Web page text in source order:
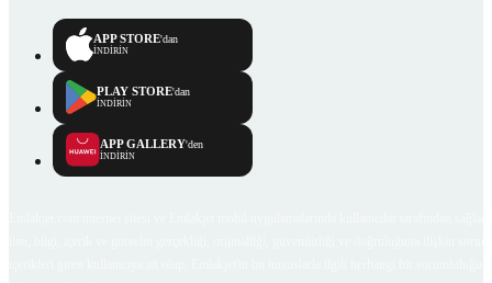
APP STORE'dan
İNDİRİN
PLAY STORE'dan
İNDİRİN
APP GALLERY'den
İNDİRİN